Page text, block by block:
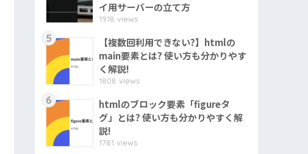
イ用サーバーの立て方
1918 views
5
【複数回利用できない?】htmlの
main要素とは? 使い方も分かりやす
く解説!
1808 views
6
htmlのブロック要素「figureタ
グ」とは? 使い方も分かりやすく解
説!
1781 views